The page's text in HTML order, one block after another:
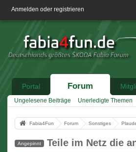
Anmelden oder registrieren
Portal Forum
Ungelesene Beiträge Unerledigte Themen
Fabia4Fun Forum Sonstiges
Angepinnt Teile im Netz die